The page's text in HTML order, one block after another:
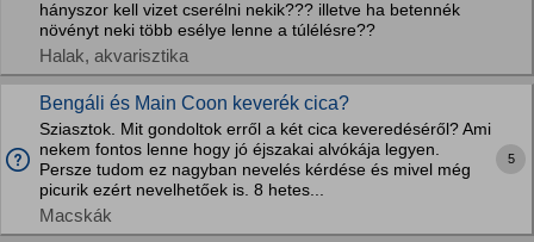
hányszor kell vizet cserélni nekik??? illetve ha betennék
növényt neki több esélye lenne a túlélésre??
Halak, akvarisztika
Bengáli és Main Coon keverék cica?
Sziasztok. Mit gondoltok erről a két cica keveredéséről? Ami
nekem fontos lenne hogy jó éjszakai alvókája legyen.
Persze tudom ez nagyban nevelés kérdése és mivel még
picurik ezért nevelhetőek is. 8 hetes...
Macskák
5